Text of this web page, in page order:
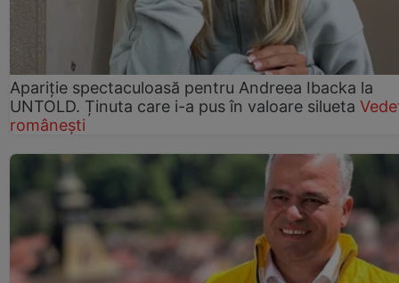
Apariție spectaculoasă pentru Andreea Ibacka la
UNTOLD. Ținuta care i-a pus în valoare silueta
românești